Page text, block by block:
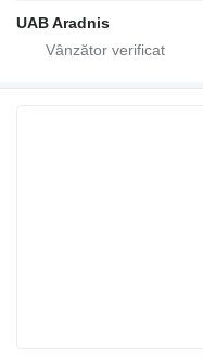
UAB Aradnis